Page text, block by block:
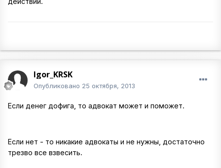
Igor_KRSK
Опубликовано 25 октября, 2013
Если денег дофига, то адвокат может и поможет.
Если нет - то никакие адвокаты и не нужны, достаточно
трезво все взвесить.